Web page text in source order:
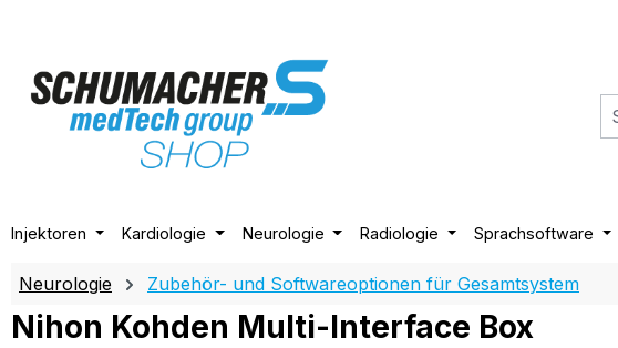
Injektoren Kardiologie Neurologie Radiologie Sprachsoftware
Neurologie Zubehör- und Softwareoptionen für Gesamtsystem
Nihon Kohden Multi-Interface Box